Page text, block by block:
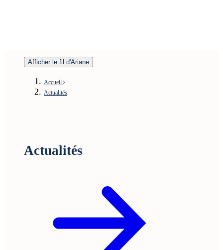
Afficher le fil d'Ariane
Accueil
Actualités
Actualités